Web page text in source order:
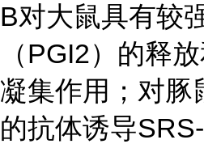
B对大鼠具有较
（PGI2）的释
凝集作用；对豚
的抗体诱导